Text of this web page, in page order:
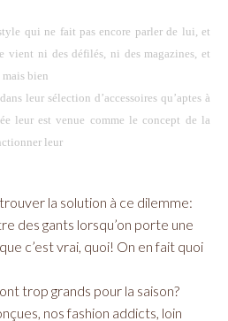
qui ne fait pas encore parler de lui, et
vient ni des défilés, ni des magazines, et
mais bien
leur sélection d’accessoires qu’aptes à
leur est venue comme le concept de la
leur
trouver la solution à ce dilemme:
des gants lorsqu’on porte une
c’est vrai, quoi! On en fait quoi
trop grands pour la saison?
nos fashion addicts, loin